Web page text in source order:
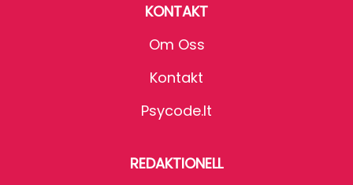
KONTAKT
Om Oss
Kontakt
Psycode.it
REDAKTIONELL